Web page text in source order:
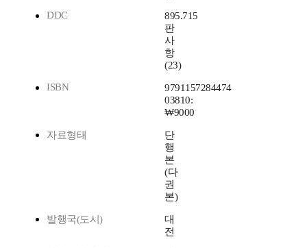
DDC
895.715
판
사
항
(23)
ISBN
9791157284474
03810:
₩9000
자료형태
단
행
본
(다
권
본)
발행국(도시)
대
전